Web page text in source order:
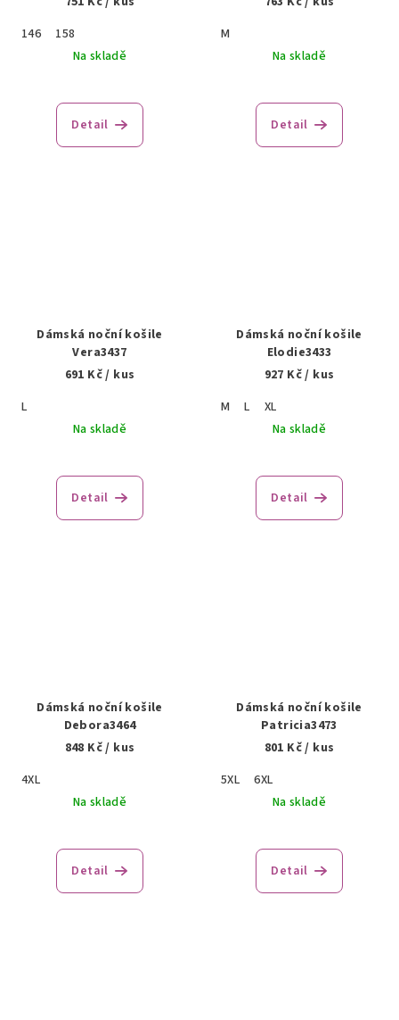
146
158
Na skladě
Detail
M
Na skladě
Detail
Dámská noční košile
Vera3437
691 Kč/ kus
L
Na skladě
Detail
Dámská noční košile
Elodie3433
927 Kč/ kus
M
L
XL
Na skladě
Detail
Dámská noční košile
Debora3464
848 Kč/ kus
4XL
Na skladě
Detail
Dámská noční košile
Patricia3473
801 Kč/ kus
5XL
6XL
Na skladě
Detail